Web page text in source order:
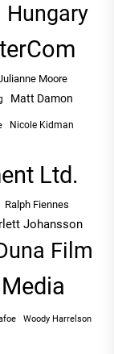
Hungary
Moore
Matt Damon
Nicole Kidman
Ltd.
Ralph Fiennes
Johansson
Film
Woody Harrelson